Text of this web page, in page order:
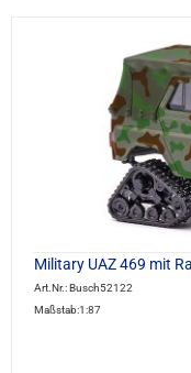
Military UAZ 469 mit
Art.Nr.: Busch52122
Maßstab:1:87